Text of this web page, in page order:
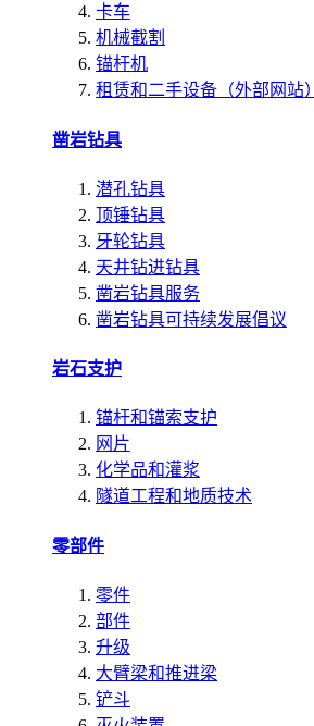
卡车
机械截割
锚杆机
租赁和二手设备（外部网站）
凿岩钻具
潜孔钻具
顶锤钻具
牙轮钻具
天井钻进钻具
凿岩钻具服务
凿岩钻具可持续发展倡议
岩石支护
锚杆和锚索支护
网片
化学品和灌浆
隧道工程和地质技术
零部件
零件
部件
升级
大臂梁和推进梁
铲斗